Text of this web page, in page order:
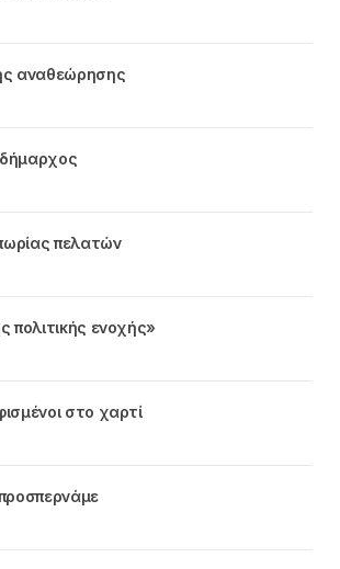
αναθεώρησης
πελατών
πολιτικής ενοχής»
στο χαρτί